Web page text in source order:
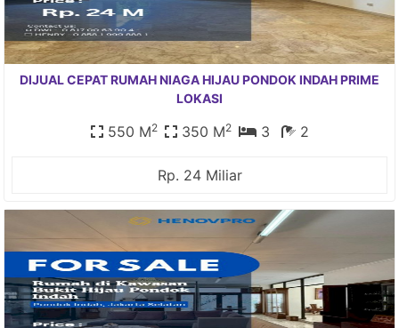
DIJUAL CEPAT RUMAH NIAGA HIJAU PONDOK INDAH PRIME
LOKASI
550 M2 350 M2 3 2
Rp. 24 Miliar